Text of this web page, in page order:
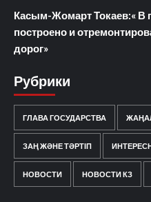
Касым-Жомарт Токаев:«
построено и
дорог»
Рубрики
ГЛАВА ГОСУДАРСТВА
ЗАҢ ЖӘНЕ ТӘРТІП
НОВОСТИ НОВОСТИ КЗ